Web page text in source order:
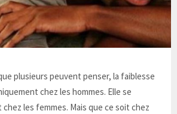
plusieurs peuvent penser, la faiblesse
chez les hommes. Elle se
les femmes. Mais que ce soit chez